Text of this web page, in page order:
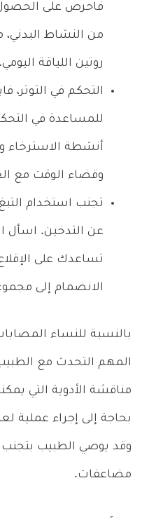
من النشاط
روتين اللياقة اليومي.
التحكم في
للمساعدة في
أنشطة الاسترخاء
وقضاء الوقت مع
تجنب استخدام
عن التدخين. اسأل
تساعدك على
الانضمام إلى
بالنسبة للنساء
المهم التحدث مع
مناقشة الأدوية التي
بحاجة إلى إجراء عملية
وقد يوصي الطبيب
مضاعفات.